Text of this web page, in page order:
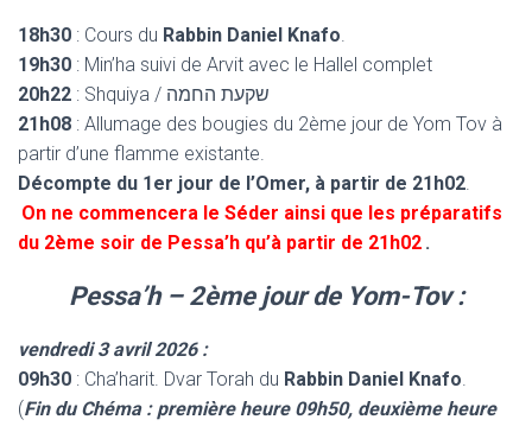
18h30 : Cours du Rabbin Daniel Knafo.
19h30 : Min’ha suivi de Arvit avec le Hallel complet
20h22
: Shquiya / שקעת החמה
21h08 : Allumage des bougies du 2ème jour de Yom Tov à
partir d’une flamme existante.
Décompte du 1er jour de l’Omer, à partir de 21h02.
On ne commencera le Séder ainsi que les préparatifs
du 2ème soir de Pessa’h qu’à partir de 21h02 .
Pessa’h – 2ème jour de Yom-Tov :
vendredi 3 avril 2026 :
09h30 : Cha’harit. Dvar Torah du Rabbin Daniel Knafo.
(Fin du Chéma : première heure 09h50, deuxième heure